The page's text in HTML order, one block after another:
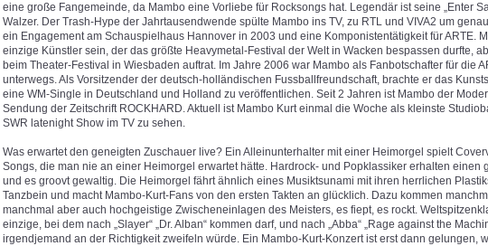
eine große Fangemeinde, da Mambo eine Vorliebe für Rocksongs hat. Legendär ist seine „Enter
Walzer. Der Trash-Hype der Jahrtausendwende spülte Mambo ins TV, zu RTL und VIVA2 um
ein Engagement am Schauspielhaus Hannover in 2003 und eine Komponistentätigkeit für ARTE.
einzige Künstler sein, der das größte Heavymetal-Festival der Welt in Wacken bespassen durfte,
beim Theater-Festival in Wiesbaden auftrat. Im Jahre 2006 war Mambo als Fanbotschafter für die
unterwegs. Als Vorsitzender der deutsch-holländischen Fussballfreundschaft, brachte er das
eine WM-Single in Deutschland und Holland zu veröffentlichen. Seit 2 Jahren ist Mambo der
Sendung der Zeitschrift ROCKHARD. Aktuell ist Mambo Kurt einmal die Woche als kleinste
SWR latenight Show im TV zu sehen.
Was erwartet den geneigten Zuschauer live? Ein Alleinunterhalter mit einer Heimorgel spielt
Songs, die man nie an einer Heimorgel erwartet hätte. Hardrock- und Popklassiker erhalten einen
und es groovt gewaltig. Die Heimorgel fährt ähnlich eines Musiktsunami mit ihren herrlichen
Tanzbein und macht Mambo-Kurt-Fans von den ersten Takten an glücklich. Dazu kommen
manchmal aber auch hochgeistige Zwischeneinlagen des Meisters, es fiept, es rockt.
einzige, bei dem nach „Slayer“ „Dr. Alban“ kommen darf, und nach „Abba“ „Rage against the
irgendjemand an der Richtigkeit zweifeln würde. Ein Mambo-Kurt-Konzert ist erst dann gelungen,